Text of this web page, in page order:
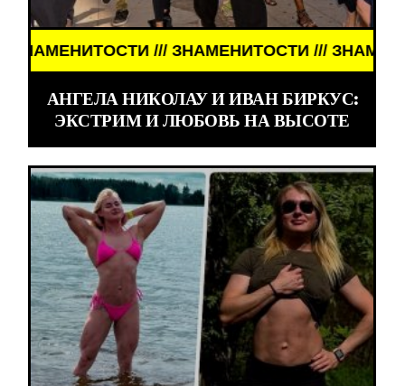
/// ЗНАМЕНИТОСТИ /// ЗНАМЕНИТОСТИ
АНГЕЛА НИКОЛАУ И ИВАН БИРКУС:
ЭКСТРИМ И ЛЮБОВЬ НА ВЫСОТЕ